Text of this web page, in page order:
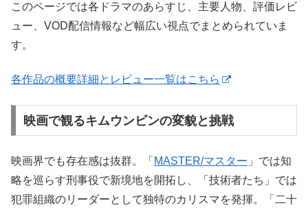
このページでは各ドラマのあらすじ、主要人物、評価レビ
ュー、VOD配信情報など幅広い視点でまとめられていま
す。
各作品の概要詳細とレビュー一覧はこちら
映画で観るキムウンビンの変貌と挑戦
映画界でも存在感は抜群。「 MASTER/マスター 」では知
略を巡らす刑事役で新境地を開拓し、「技術者たち」では
犯罪組織のリーダーとして独特のカリスマを発揮。「二十